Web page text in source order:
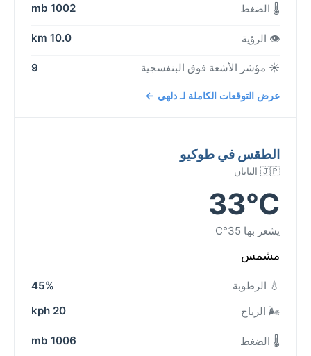
🌡️ الضغط 1002 mb
👁️ الرؤية 10.0 km
☀️ مؤشر الأشعة فوق البنفسجية 9
عرض التوقعات الكاملة لـ دلهي ←
الطقس في طوكيو
🇯🇵 اليابان
33°C
يشعر بها 35°C
مشمس
💧 الرطوبة
45%
🌬️ الرياح
20 kph
🌡️ الضغط 1006 mb